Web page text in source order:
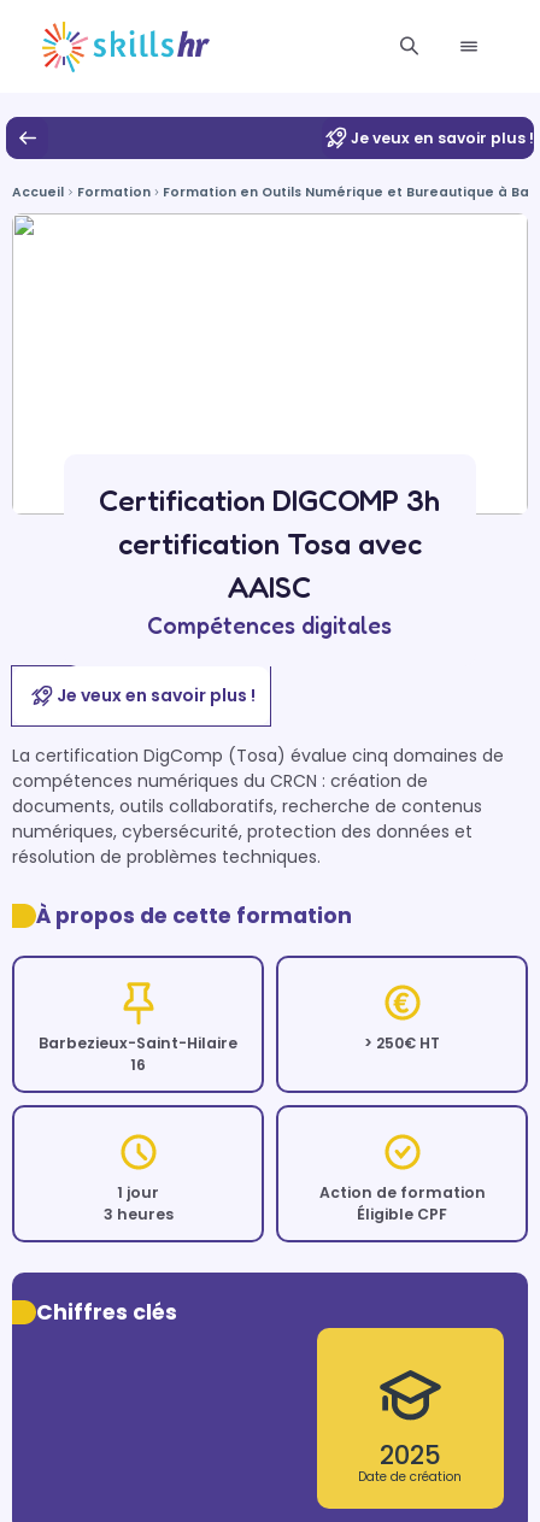
Je veux en savoir plus !
Accueil Formation Formation en Outils Numérique et Bureautique à
Certification DIGCOMP 3h
certification Tosa avec
AAISC
Compétences digitales
Je veux en savoir plus !
La certification DigComp (Tosa) évalue cinq domaines de
compétences numériques du CRCN : création de
documents, outils collaboratifs, recherche de contenus
numériques, cybersécurité, protection des données et
résolution de problèmes techniques.
À propos de cette formation
Barbezieux-Saint-Hilaire
16
> 250€ HT
1 jour
3 heures
Action de formation
Éligible CPF
Chiffres clés
2025
Date de création